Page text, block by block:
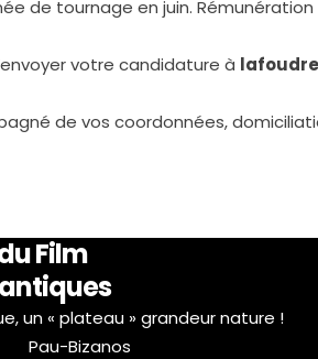
de tournage en juin.
votre candidature à
de vos coordonnées,
Film
un « plateau » grandeur nature !
Pau-Bizanos